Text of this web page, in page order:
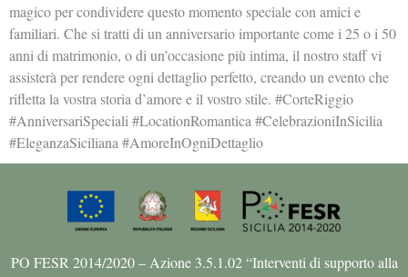
magico per condividere questo momento speciale con amici e
familiari. Che si tratti di un anniversario importante come i 25 o i 50
anni di matrimonio, o di un’occasione più intima, il nostro staff vi
assisterà per rendere ogni dettaglio perfetto, creando un evento che
rifletta la vostra storia d’amore e il vostro stile. #CorteRiggio
#AnniversariSpeciali #LocationRomantica #CelebrazioniInSicilia
#EleganzaSiciliana #AmoreInOgniDettaglio
PO FESR 2014/2020 – Azione 3.5.1.02 “Interventi di supporto alla